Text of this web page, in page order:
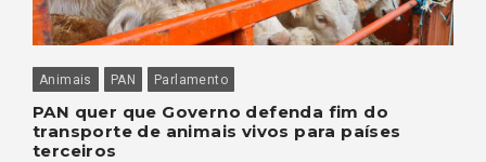
Animais PAN Parlamento
PAN quer que Governo defenda fim do
transporte de animais vivos para países
terceiros